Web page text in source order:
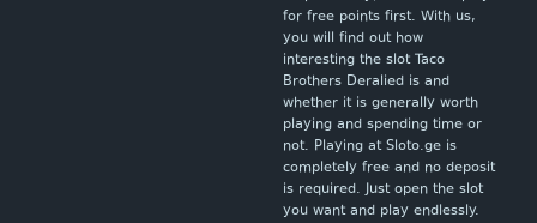
for free points first. With us,
you will find out how
interesting the slot Taco
Brothers Deralied is and
whether it is generally worth
playing and spending time or
not. Playing at Sloto.ge is
completely free and no deposit
is required. Just open the slot
you want and play endlessly.